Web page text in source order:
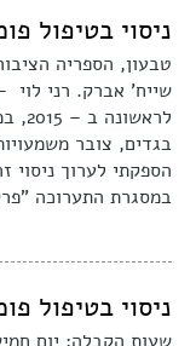
ניסוי בטיפול
שייח' אברק. רני
בגדים, צובר
הספקתי לערוך
במסגרת התערוכה
ניסוי בטיפול